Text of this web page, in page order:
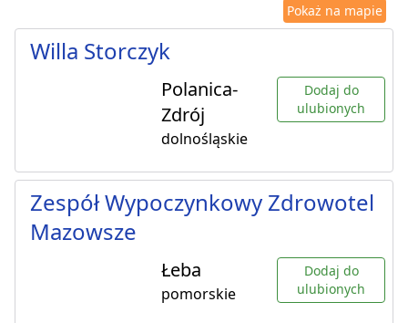
Pokaż na mapie
Willa Storczyk
Polanica-
Zdrój
dolnośląskie
Dodaj do
ulubionych
Zespół Wypoczynkowy Zdrowotel
Mazowsze
Łeba
pomorskie
Dodaj do
ulubionych